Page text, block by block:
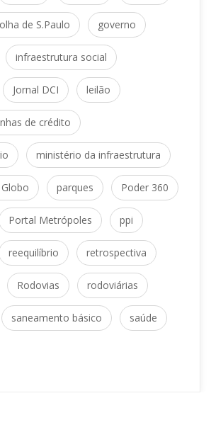
de S.Paulo governo
infraestrutura social
Jornal DCI leilão
de crédito
ministério da infraestrutura
parque Poder 360
Portal Metrópole ppi
reequilíbrio retrospectiva
Rodovia rodoviária
aneamento básico aúde